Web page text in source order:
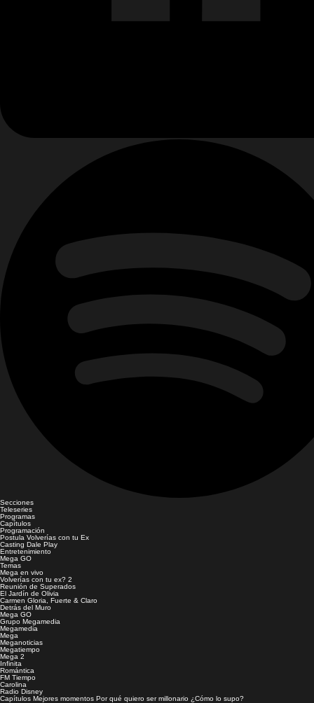
Secciones
Teleseries
Programas
Capítulos
Programación
Postula Volverías con tu Ex
Casting Dale Play
Entretenimiento
Mega GO
Temas
Mega en vivo
Volverías con tu ex? 2
Reunión de Superados
El Jardín de Olivia
Carmen Gloria, Fuerte & Claro
Detrás del Muro
Mega GO
Grupo Megamedia
Megamedia
Mega
Meganoticias
Megatiempo
Mega 2
Infinita
Romántica
FM Tiempo
Carolina
Radio Disney
Capítulos Mejores momentos Por qué quiero ser millonario ¿Cómo lo supo?